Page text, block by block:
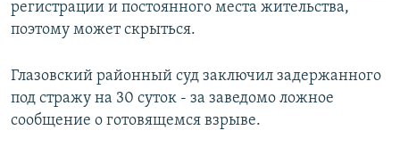
регистрации и постоянного места жительства,
поэтому может скрыться.
Глазовский районный суд заключил задержанного
под стражу на 30 суток - за заведомо ложное
сообщение о готовящемся взрыве.